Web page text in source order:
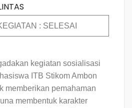
: SELESAI
kegiatan sosialisasi
ITB Stikom Ambon
memberikan pemahaman
membentuk karakter